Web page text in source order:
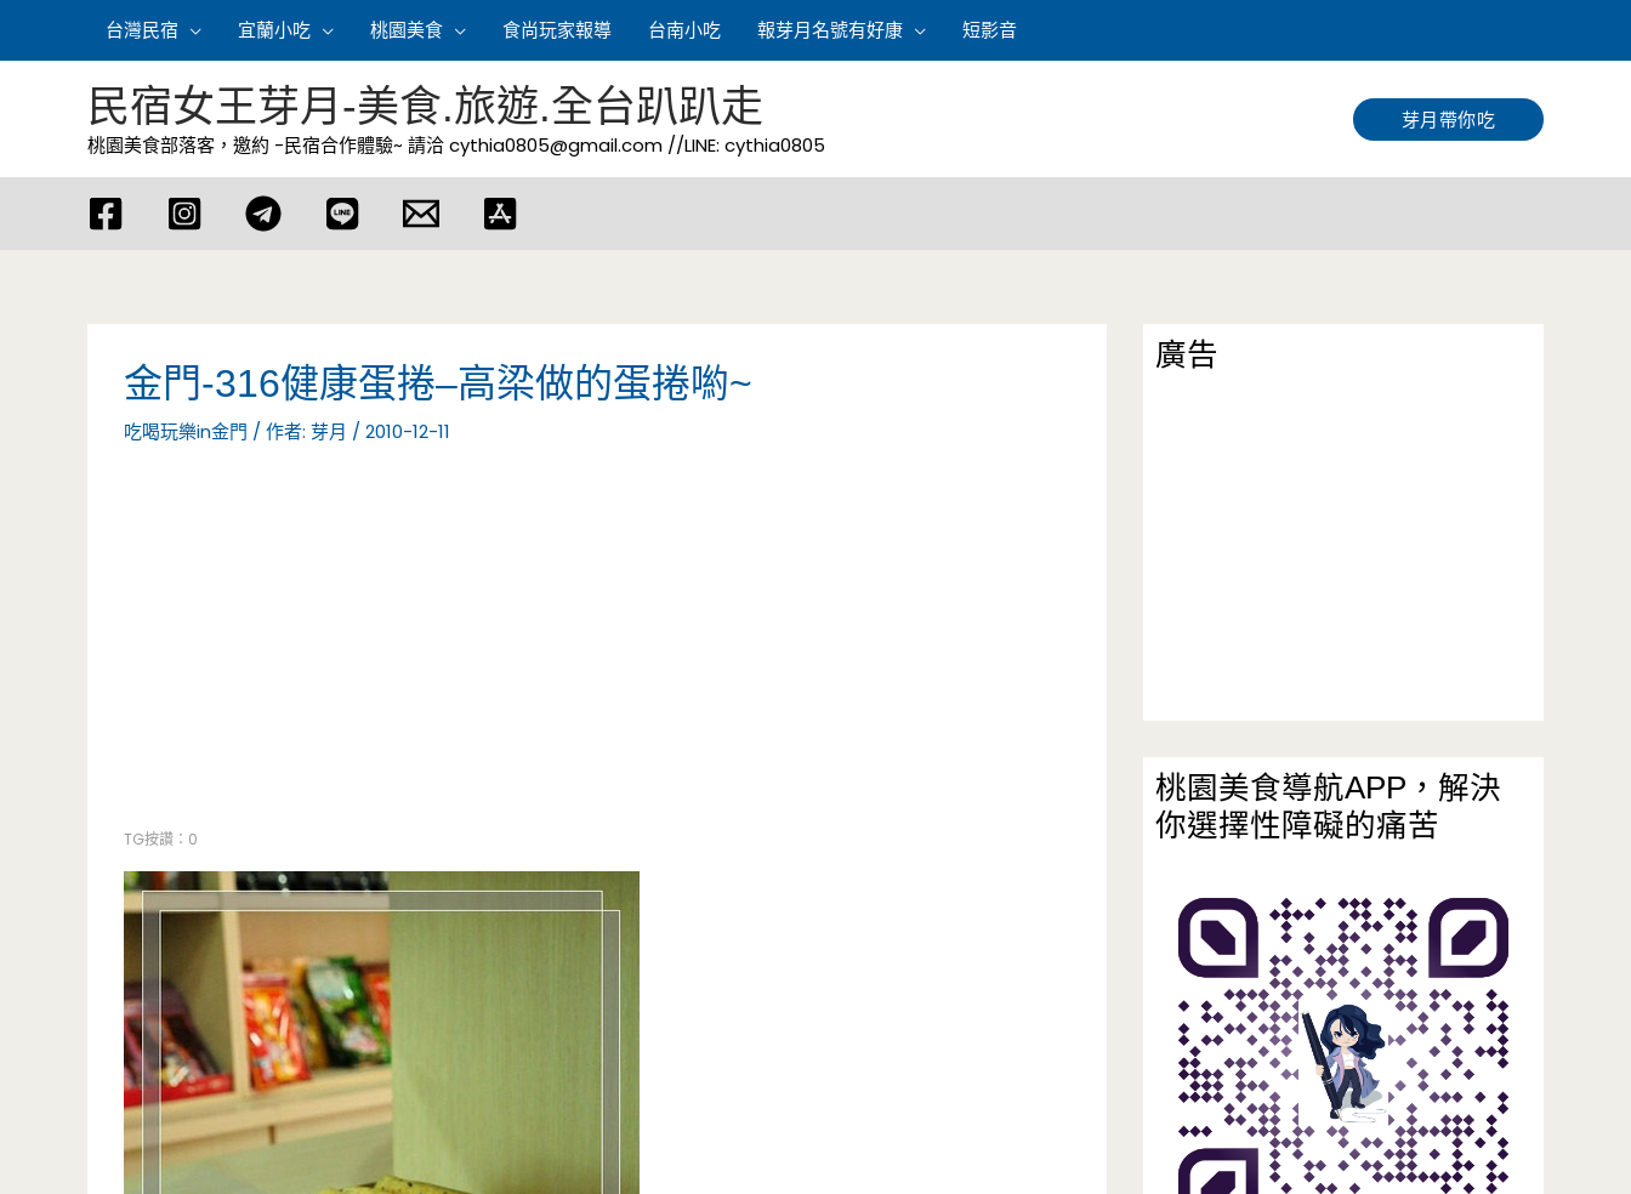
容
台灣民宿 宜蘭小吃 桃園美食 食尚玩家報導 台南小吃 報芽月名號有好康 短影音
尋
民宿女王芽月-美食.旅遊.全台趴趴走
桃園美食部落客，邀約 -民宿合作體驗~ 請洽cythia0805@gmail.com //LINE: cythia0805
芽月帶你吃
金門-316健康蛋捲–高梁做的蛋捲喲~
吃喝玩樂in金門 / 作者: 芽月 / 2010-12-11
TG按讚：0
廣告
桃園美食導航APP，解決
你選擇性障礙的痛苦